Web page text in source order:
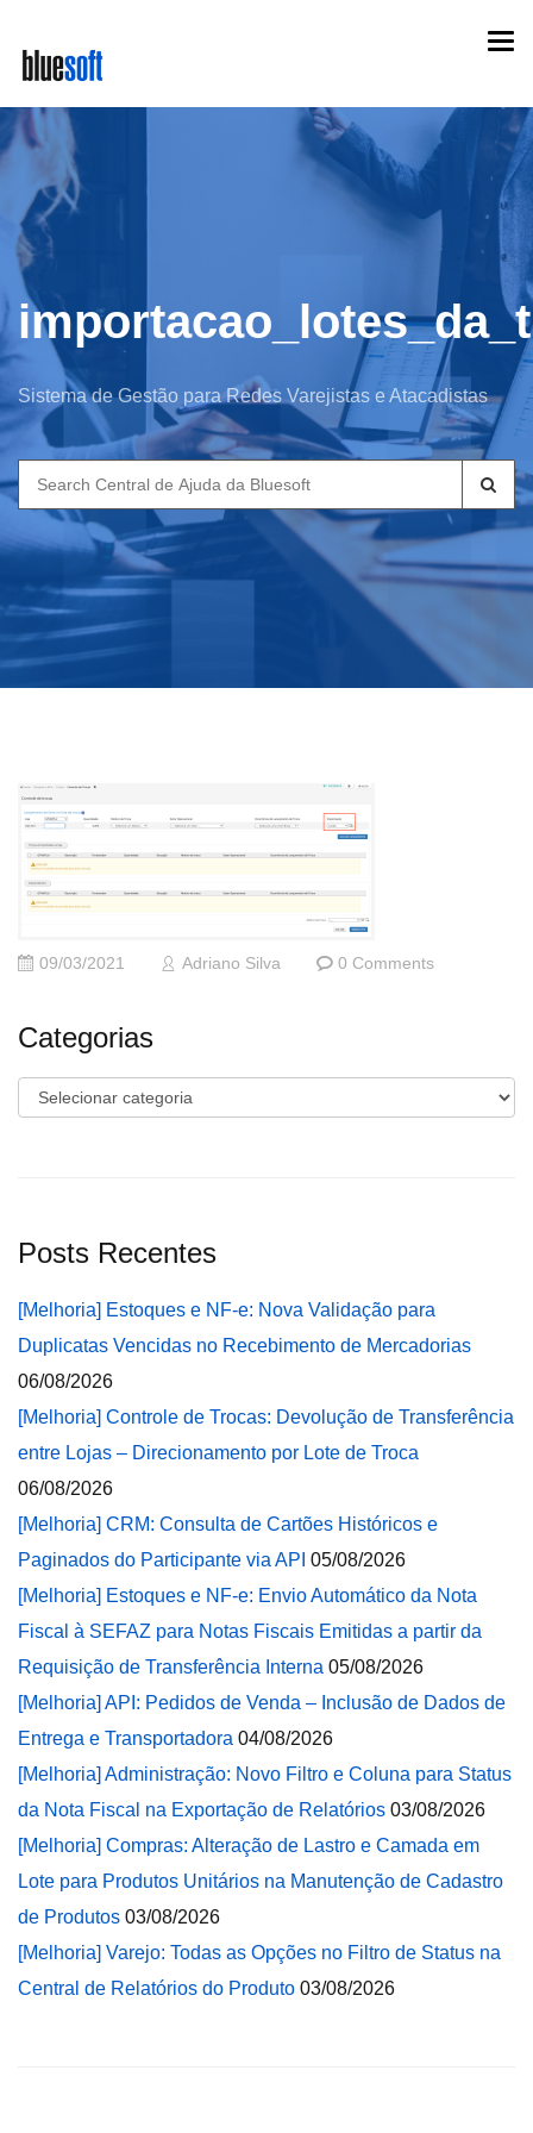
main
content
Sistema de Gestão para Redes Varejistas e Atacadistas
Search
for:
09/03/2021 Adriano Silva 0 Comments
Categorias
Categorias
Posts Recentes
[Melhoria] Estoques e NF-e: Nova Validação para
Duplicatas Vencidas no Recebimento de Mercadorias
06/08/2026
[Melhoria] Controle de Trocas: Devolução de Transferência
entre Lojas – Direcionamento por Lote de Troca
06/08/2026
[Melhoria] CRM: Consulta de Cartões Históricos e
Paginados do Participante via API 05/08/2026
[Melhoria] Estoques e NF-e: Envio Automático da Nota
Fiscal à SEFAZ para Notas Fiscais Emitidas a partir da
Requisição de Transferência Interna 05/08/2026
[Melhoria] API: Pedidos de Venda – Inclusão de Dados de
Entrega e Transportadora 04/08/2026
[Melhoria] Administração: Novo Filtro e Coluna para Status
da Nota Fiscal na Exportação de Relatórios 03/08/2026
[Melhoria] Compras: Alteração de Lastro e Camada em
Lote para Produtos Unitários na Manutenção de Cadastro
de Produtos 03/08/2026
[Melhoria] Varejo: Todas as Opções no Filtro de Status na
Central de Relatórios do Produto 03/08/2026